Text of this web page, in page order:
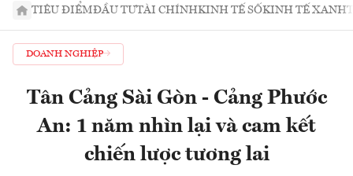
TIÊU ĐIỂMĐẦU TƯTÀI CHÍNHKINH TẾ SỐKINH TẾ XANH
DOANH NGHIỆP
Tân Cảng Sài Gòn - Cảng Phước
An: 1 năm nhìn lại và cam kết
chiến lược tương lai